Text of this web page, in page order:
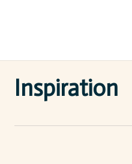
Inspiration